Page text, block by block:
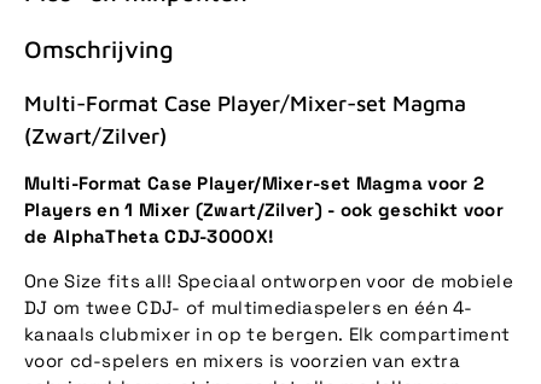
Omschrijving
Multi-Format Case Player/Mixer-set Magma
(Zwart/Zilver)
Multi-Format Case Player/Mixer-set Magma voor 2
Players en 1 Mixer (Zwart/Zilver) - ook geschikt voor
de AlphaTheta CDJ-3000X!
One Size fits all! Speciaal ontworpen voor de mobiele
DJ om twee CDJ- of multimediaspelers en één 4-
kanaals clubmixer in op te bergen. Elk compartiment
voor cd-spelers en mixers is voorzien van extra